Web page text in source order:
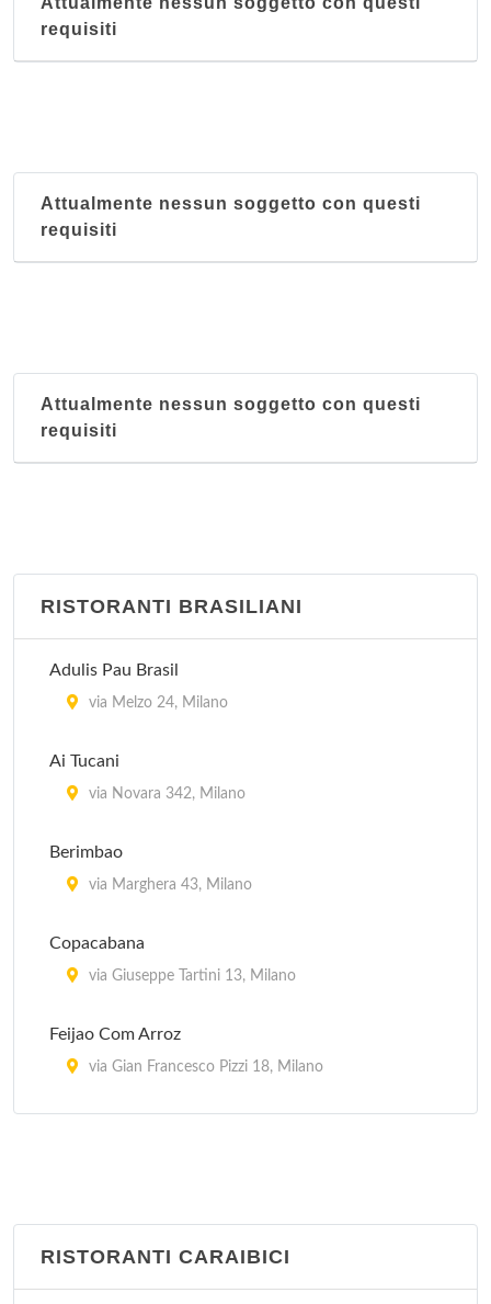
requisiti
Attualmente nessun soggetto con questi
requisiti
Attualmente nessun soggetto con questi
requisiti
RISTORANTI BRASILIANI
Adulis Pau Brasil
via Melzo 24, Milano
Ai Tucani
via Novara 342, Milano
Berimbao
via Marghera 43, Milano
Copacabana
via Giuseppe Tartini 13, Milano
Feijao Com Arroz
via Gian Francesco Pizzi 18, Milano
via Gaetana Agnesi 17, Milano
RISTORANTI CARAIBICI